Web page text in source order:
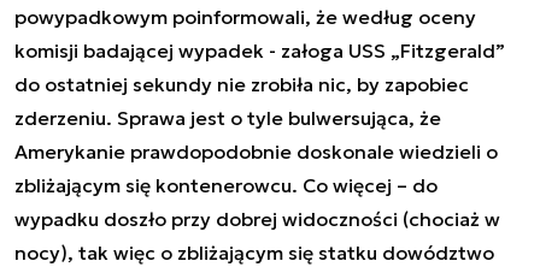
powypadkowym poinformowali, że według oceny
komisji badającej wypadek - załoga USS „Fitzgerald”
do ostatniej sekundy nie zrobiła nic, by zapobiec
zderzeniu. Sprawa jest o tyle bulwersująca, że
Amerykanie prawdopodobnie doskonale wiedzieli o
zbliżającym się kontenerowcu. Co więcej – do
wypadku doszło przy dobrej widoczności (chociaż w
nocy), tak więc o zbliżającym się statku dowództwo